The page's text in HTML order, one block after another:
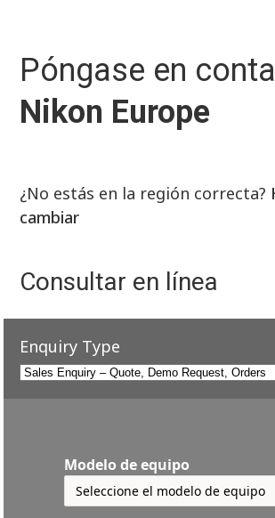
Póngase en
Nikon Europe
¿No estás en la región correcta?
cambiar
Consultar en línea
Enquiry Type
Modelo de equipo